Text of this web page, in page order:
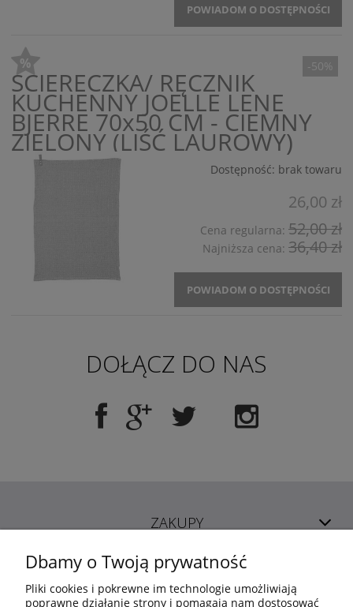
POWIADOM O DOSTĘPNOŚCI
ŚCIERECZKA/ RĘCZNIK
KUCHENNY JOELLE LENE
BJERRE 70x50 CM - CIEMNY
ZIELONY (LIŚĆ LAUROWY)
Dostępność: brak towaru
26,00 zł
Cena regularna: 52,00 zł
Najniższa cena: 36,40 zł
POWIADOM O DOSTĘPNOŚCI
-50%
DOŁĄCZ DO NAS
ZAKUPY
POMOC
Dbamy o Twoją prywatność
Pliki cookies i pokrewne im technologie umożliwiają
poprawne działanie strony i pomagają nam dostosować